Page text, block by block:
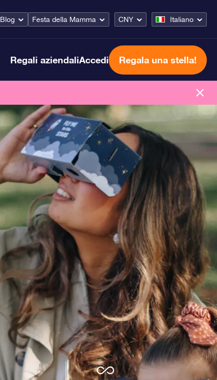
Blog Festa della Mamma CNY Italiano
Regali aziendaliAccedi Regala una stella!